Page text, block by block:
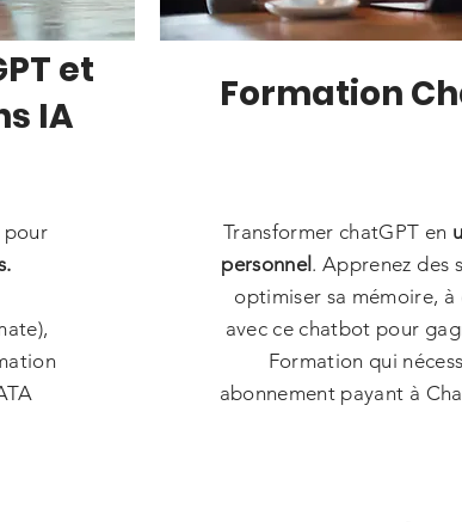
et
IA
Formation
pour
Transformer chatGPT en
personnel . Apprenez des
optimiser sa mémoire,
avec ce chatbot pour
Formation qui
abonnement payant à